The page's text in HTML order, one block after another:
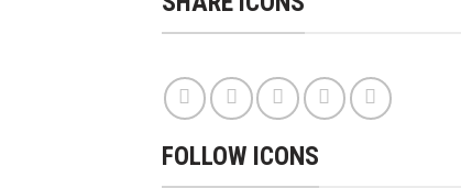
FOLLOW ICONS